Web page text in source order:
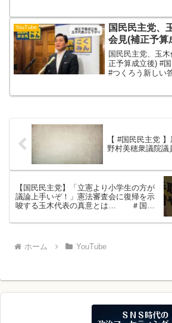
YouTube
国民民主党、
会見(補正予算
国民民主党、玉
正予算成立後) #
#つくろう新しい
【 #国民民主党 】新人議員お披露目④～
野村美穂衆議院議
【国民民主党】「立憲より小学生の方が
議論上手いぞ！」憲法審査会に復帰を示
唆する玉木代表の真意とは… ＃国民
オールドメディア
ホーム YouTube